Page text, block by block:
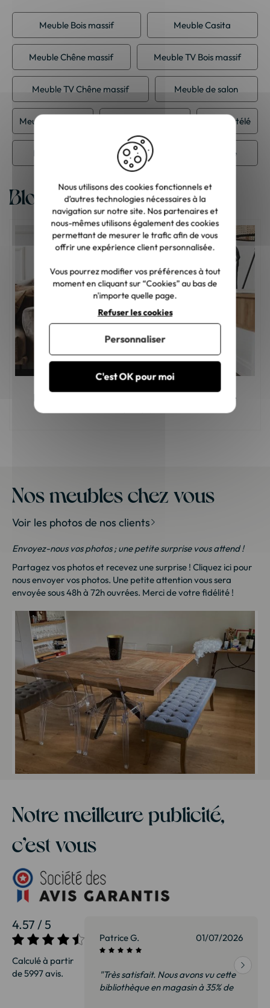
Meuble Bois massif Meuble Casita
Meuble Chêne massif Meuble TV Bois massif
Meuble TV Chêne massif Meuble de salon
Meuble ethnique Meuble télé
Meuble télé scandinave Meuble vintage
Blog
Meuble en bois : comment choisir la bonne
Nos meubles chez vous
Voir les photos de nos clients
Envoyez-nous vos photos ; une petite surprise vous attend !
Partagez vos photos et recevez une surprise ! Cliquez ici pour
nous envoyer vos photos. Une petite attention vous sera
envoyée sous 48h à 72h ouvrées. Merci de votre fidélité !
Notre meilleure publicité,
c’est vous
4.57 / 5
Calculé à partir
de 5997 avis.
27/07/2026 Patrice G. 01/07/2026
"Très satisfait. Nous avons vu cette
bibliothèque en magasin à 35% de
Nous utilisons des cookies fonctionnels et
d’autres technologies nécessaires à la
navigation sur notre site. Nos partenaires et
nous-mêmes utilisons également des cookies
permettant de mesurer le trafic afin de vous
offrir une expérience client personnalisée.
Vous pourrez modifier vos préférences à tout
moment en cliquant sur “Cookies” au bas de
n'importe quelle page.
C'est OK pour moi
Refuser les cookies
Personnaliser